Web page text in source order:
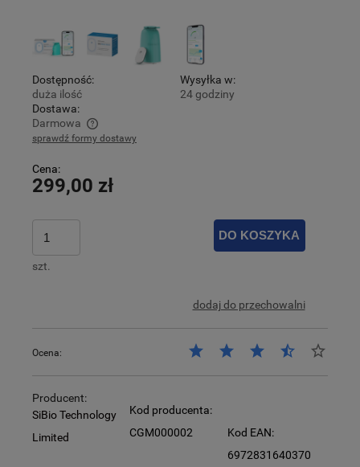
Dostępność:
duża ilość
Wysyłka w:
24 godziny
Dostawa:
Darmowa
Cena nie zawiera ewentualnych kosztów płatności
sprawdź formy dostawy
Cena:
299,00 zł
szt.
DO KOSZYKA
dodaj do przechowalni
Ocena:
Producent:
SiBio Technology
Limited
Kod producenta:
CGM000002
Kod EAN:
6972831640370